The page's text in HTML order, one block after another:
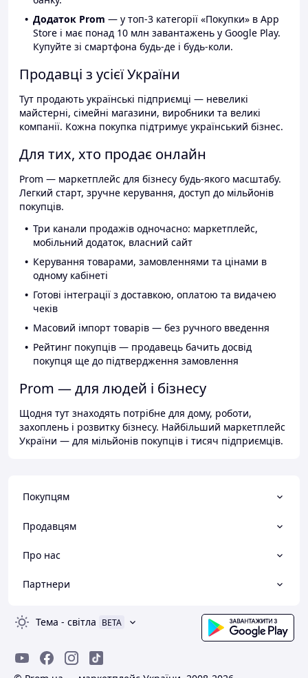
Додаток Prom — у топ-3 категорії «Покупки» в App
Store і має понад 10 млн завантажень у Google Play.
Купуйте зі смартфона будь-де і будь-коли.
Продавці з усієї України
Тут продають українські підприємці — невеликі
майстерні, сімейні магазини, виробники та великі
компанії. Кожна покупка підтримує український бізнес.
Для тих, хто продає онлайн
Prom — маркетплейс для бізнесу будь-якого масштабу.
Легкий старт, зручне керування, доступ до мільйонів
покупців.
Три канали продажів одночасно: маркетплейс,
мобільний додаток, власний сайт
Керування товарами, замовленнями та цінами в
одному кабінеті
Готові інтеграції з доставкою, оплатою та видачею
чеків
Масовий імпорт товарів — без ручного введення
Рейтинг покупців — продавець бачить досвід
покупця ще до підтвердження замовлення
Prom — для людей і бізнесу
Щодня тут знаходять потрібне для дому, роботи,
захоплень і розвитку бізнесу. Найбільший маркетплейс
України — для мільйонів покупців і тисяч підприємців.
Покупцям
Продавцям
Про нас
Партнери
Тема - світла BETA